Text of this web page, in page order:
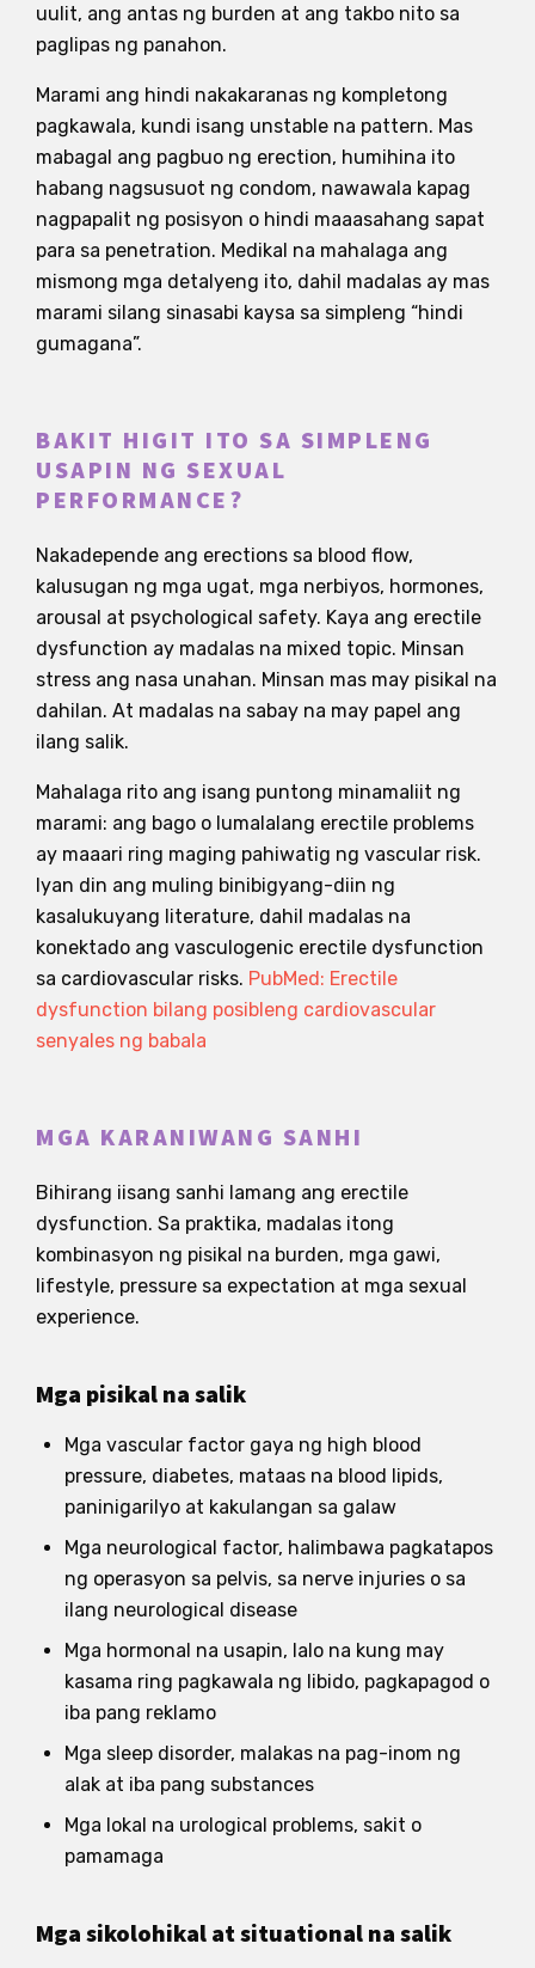
uulit, ang antas ng burden at ang takbo nito sa
paglipas ng panahon.
Marami ang hindi nakakaranas ng kompletong
pagkawala, kundi isang unstable na pattern. Mas
mabagal ang pagbuo ng erection, humihina ito
habang nagsusuot ng condom, nawawala kapag
nagpapalit ng posisyon o hindi maaasahang sapat
para sa penetration. Medikal na mahalaga ang
mismong mga detalyeng ito, dahil madalas ay mas
marami silang sinasabi kaysa sa simpleng “hindi
gumagana”.
BAKIT HIGIT ITO SA SIMPLENG
USAPIN NG SEXUAL
PERFORMANCE?
Nakadepende ang erections sa blood flow,
kalusugan ng mga ugat, mga nerbiyos, hormones,
arousal at psychological safety. Kaya ang erectile
dysfunction ay madalas na mixed topic. Minsan
stress ang nasa unahan. Minsan mas may pisikal na
dahilan. At madalas na sabay na may papel ang
ilang salik.
Mahalaga rito ang isang puntong minamaliit ng
marami: ang bago o lumalalang erectile problems
ay maaari ring maging pahiwatig ng vascular risk.
Iyan din ang muling binibigyang-diin ng
kasalukuyang literature, dahil madalas na
konektado ang vasculogenic erectile dysfunction
sa cardiovascular risks. PubMed: Erectile
dysfunction bilang posibleng cardiovascular
senyales ng babala
MGA KARANIWANG SANHI
Bihirang iisang sanhi lamang ang erectile
dysfunction. Sa praktika, madalas itong
kombinasyon ng pisikal na burden, mga gawi,
lifestyle, pressure sa expectation at mga sexual
experience.
Mga pisikal na salik
Mga vascular factor gaya ng high blood
pressure, diabetes, mataas na blood lipids,
paninigarilyo at kakulangan sa galaw
Mga neurological factor, halimbawa pagkatapos
ng operasyon sa pelvis, sa nerve injuries o sa
ilang neurological disease
Mga hormonal na usapin, lalo na kung may
kasama ring pagkawala ng libido, pagkapagod o
iba pang reklamo
Mga sleep disorder, malakas na pag-inom ng
alak at iba pang substances
Mga lokal na urological problems, sakit o
pamamaga
Mga sikolohikal at situational na salik